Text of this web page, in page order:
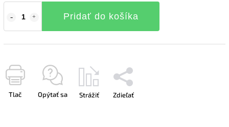
Pridať do košíka
Tlač Opýtať sa Strážiť Zdieľať